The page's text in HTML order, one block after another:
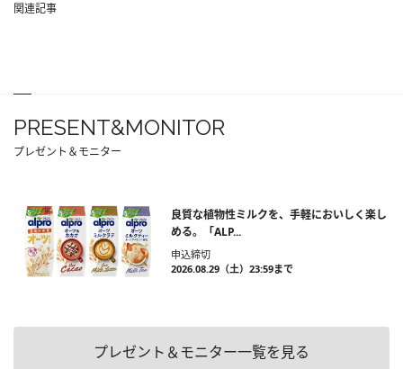
関連記事
PRESENT&MONITOR
プレゼント＆モニター
良質な植物性ミルクを、手軽においしく楽し
める。「ALP...
申込締切
2026.08.29（土）23:59まで
プレゼント＆モニター一覧を見る